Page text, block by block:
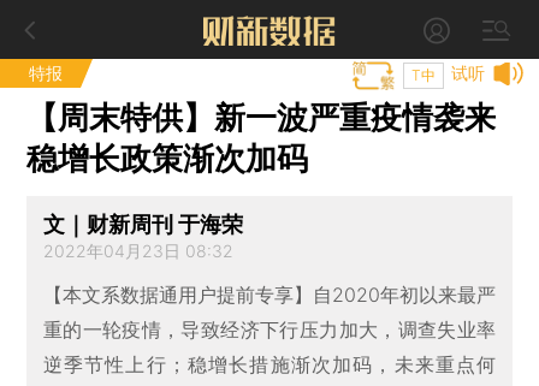
特报 试听
T中
【周末特供】新一波严重疫情袭来
稳增长政策渐次加码
文｜财新周刊 于海荣
2022年04月23日 08:32
【本文系数据通用户提前专享】自2020年初以来最严
重的一轮疫情，导致经济下行压力加大，调查失业率
逆季节性上行；稳增长措施渐次加码，未来重点何